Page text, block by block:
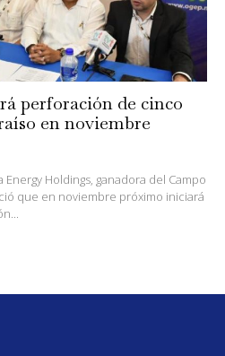
perforación de cinco
en noviembre
Holdings, ganadora del Campo
que en noviembre próximo iniciará